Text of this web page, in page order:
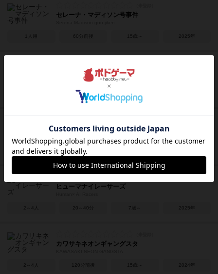
セレーナ・マディソン号事件
1人用 60分前後 15歳～ 2025年
有限探偵ミネルバ-夜と死の画家-
Yuugentantei Minerva
150～240分 13歳～
黒革の手帳はもう語らない
1人用 60分前後
ヒューマナイレーサーズ
2～4人 20～40分 7歳～ 2025年
カワサキネオンギャングスタ
2～4人 120分前後 15歳～ 2024年